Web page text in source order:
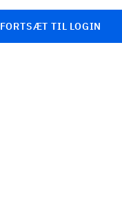
FORTSÆT TIL LOGIN